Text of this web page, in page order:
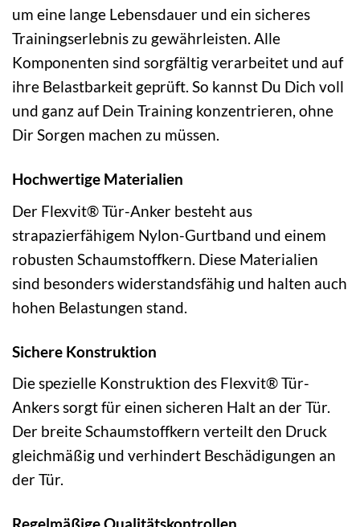
um eine lange Lebensdauer und ein sicheres
Trainingserlebnis zu gewährleisten. Alle
Komponenten sind sorgfältig verarbeitet und auf
ihre Belastbarkeit geprüft. So kannst Du Dich voll
und ganz auf Dein Training konzentrieren, ohne
Dir Sorgen machen zu müssen.
Hochwertige Materialien
Der Flexvit® Tür-Anker besteht aus
strapazierfähigem Nylon-Gurtband und einem
robusten Schaumstoffkern. Diese Materialien
sind besonders widerstandsfähig und halten auch
hohen Belastungen stand.
Sichere Konstruktion
Die spezielle Konstruktion des Flexvit® Tür-
Ankers sorgt für einen sicheren Halt an der Tür.
Der breite Schaumstoffkern verteilt den Druck
gleichmäßig und verhindert Beschädigungen an
der Tür.